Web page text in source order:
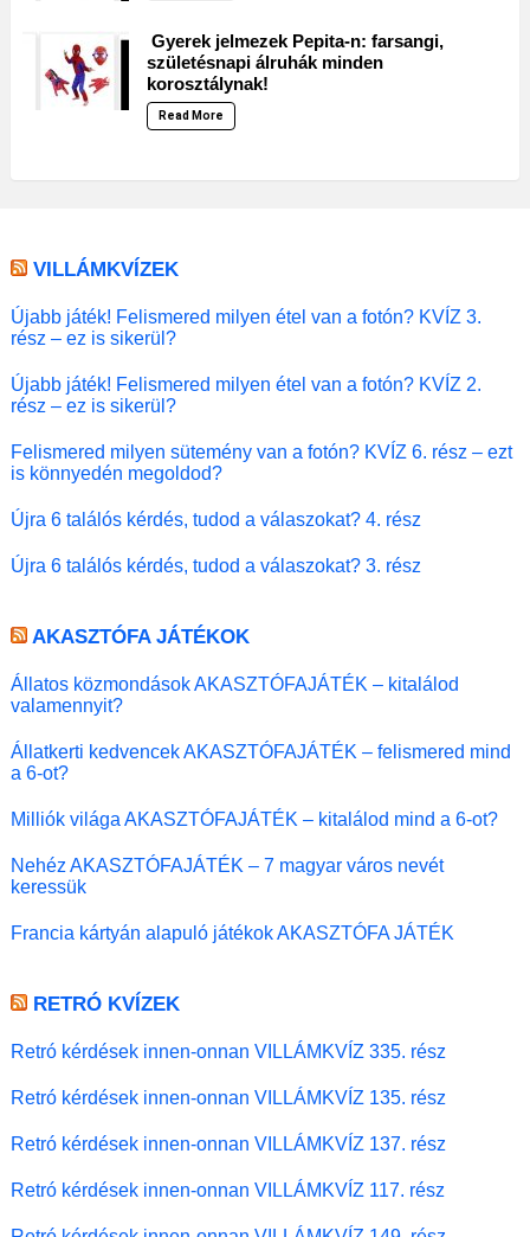
Gyerek jelmezek Pepita-n: farsangi,
születésnapi álruhák minden
korosztálynak!
Read More
VILLÁMKVÍZEK
Újabb játék! Felismered milyen étel van a fotón? KVÍZ 3.
rész – ez is sikerül?
Újabb játék! Felismered milyen étel van a fotón? KVÍZ 2.
rész – ez is sikerül?
Felismered milyen sütemény van a fotón? KVÍZ 6. rész – ezt
is könnyedén megoldod?
Újra 6 találós kérdés, tudod a válaszokat? 4. rész
Újra 6 találós kérdés, tudod a válaszokat? 3. rész
AKASZTÓFA JÁTÉKOK
Állatos közmondások AKASZTÓFAJÁTÉK – kitalálod
valamennyit?
Állatkerti kedvencek AKASZTÓFAJÁTÉK – felismered mind
a 6-ot?
Milliók világa AKASZTÓFAJÁTÉK – kitalálod mind a 6-ot?
Nehéz AKASZTÓFAJÁTÉK – 7 magyar város nevét
keressük
Francia kártyán alapuló játékok AKASZTÓFA JÁTÉK
RETRÓ KVÍZEK
Retró kérdések innen-onnan VILLÁMKVÍZ 335. rész
Retró kérdések innen-onnan VILLÁMKVÍZ 135. rész
Retró kérdések innen-onnan VILLÁMKVÍZ 137. rész
Retró kérdések innen-onnan VILLÁMKVÍZ 117. rész